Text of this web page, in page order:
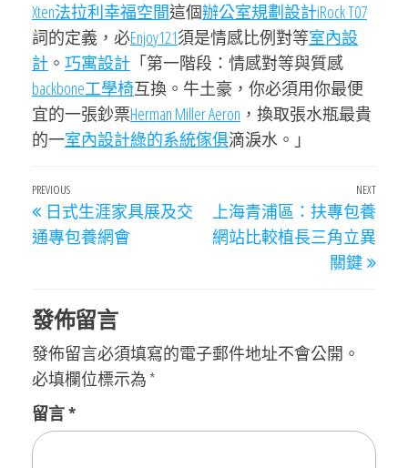
Xten法拉利幸福空間這個辦公室規劃設計iRock T07
詞的定義，必Enjoy121須是情感比例對等室內設
計 。 巧寓設計 「第一階段：情感對等與質感
backbone工學椅互換。牛土豪，你必須用你最便
宜的一張鈔票Herman Miller Aeron ，換取張水瓶最貴
的一室內設計綠的系統傢俱滴淚水。」
文
章
導
Previous
Post
PREVIOUS
日式生涯家具展及交
通專包養網會
Next
Post
NEXT
上海青浦區：扶專包養
網站比較植長三角立異
關鍵
發佈留言
發佈留言必須填寫的電子郵件地址不會公開。
必填欄位標示為 *
留言*